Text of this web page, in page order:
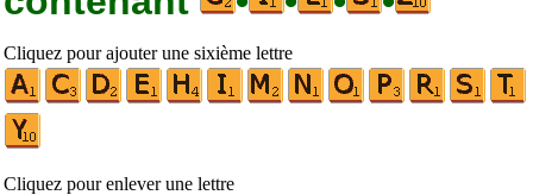
Cliquez pour ajouter une sixième lettre
Cliquez pour enlever une lettre